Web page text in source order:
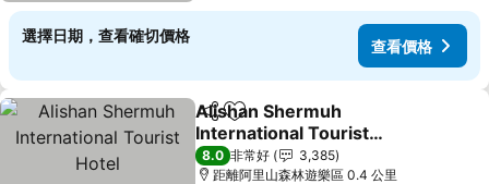
選擇日期，查看確切價格
查看價格
分享 加入我的最愛
Alishan Shermuh
International Tourist
Hotel
查看價格
8.0 非常好
3,385
距離阿里山森林遊樂區 0.4 公里